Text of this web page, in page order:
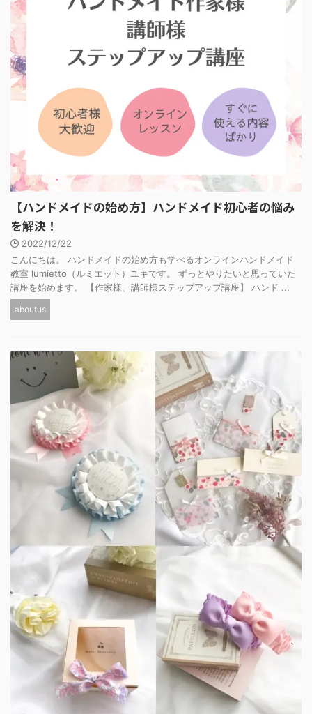
【ハンドメイドの始め方】ハンドメイド初心者の悩み
を解決！
2022/12/22
こんにちは。 ハンドメイドの始め方も学べるオンラインハンドメイド
教室 lumietto（ルミエット）ユキです。 ずっとやりたいと思っていた
講座を始めます。 【作家様、講師様ステップアップ講座】 ハンド ...
aboutus